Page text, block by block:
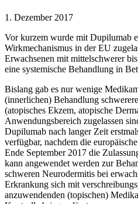
1. Dezember 2017
Vor kurzem wurde mit Dupilumab
Wirkmechanismus in der EU
Erwachsenen mit mittelschwerer
eine systemische Behandlung in
Bislang gab es nur wenige
(innerlichen) Behandlung
(atopisches Ekzem, atopische
Anwendungsbereich zugelassen
Dupilumab nach langer Zeit
verfügbar, nachdem die
Ende September 2017 die
kann angewendet werden zur
schweren Neurodermitis bei
Erkrankung sich mit
anzuwendenden (topischen)